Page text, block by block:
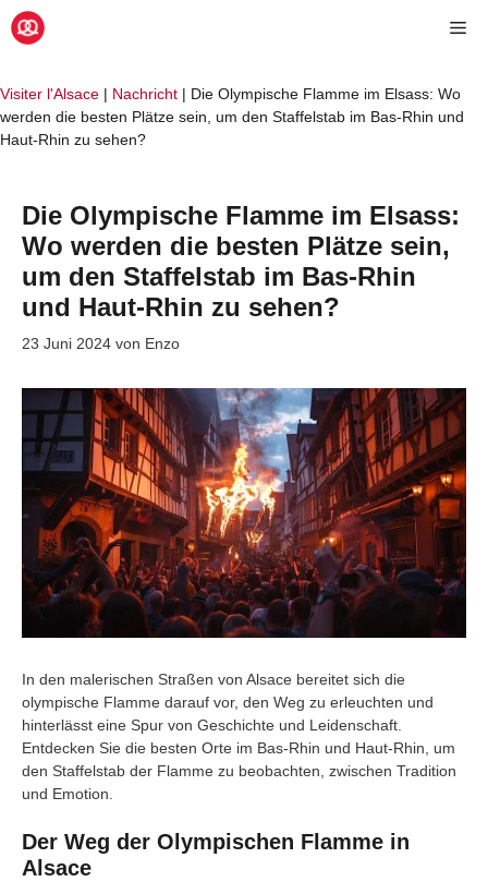
Zum
Inhalt
Visiter l'Alsace | Nachricht | Die Olympische Flamme im Elsass: Wo
werden die besten Plätze sein, um den Staffelstab im Bas-Rhin und
Haut-Rhin zu sehen?
Die Olympische Flamme im Elsass:
Wo werden die besten Plätze sein,
um den Staffelstab im Bas-Rhin
und Haut-Rhin zu sehen?
23 Juni 2024 von Enzo
In den malerischen Straßen von Alsace bereitet sich die
olympische Flamme darauf vor, den Weg zu erleuchten und
hinterlässt eine Spur von Geschichte und Leidenschaft.
Entdecken Sie die besten Orte im Bas-Rhin und Haut-Rhin, um
den Staffelstab der Flamme zu beobachten, zwischen Tradition
und Emotion.
Der Weg der Olympischen Flamme in
Alsace